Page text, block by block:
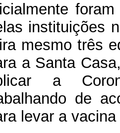
instituições
mesmo três
a Santa
a
de
levar a